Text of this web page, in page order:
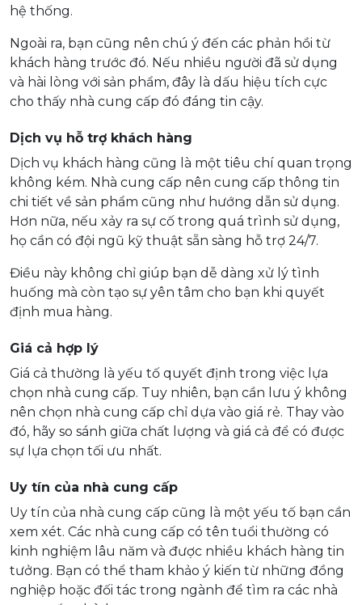
hệ thống.
Ngoài ra, bạn cũng nên chú ý đến các phản hồi từ
khách hàng trước đó. Nếu nhiều người đã sử dụng
và hài lòng với sản phẩm, đây là dấu hiệu tích cực
cho thấy nhà cung cấp đó đáng tin cậy.
Dịch vụ hỗ trợ khách hàng
Dịch vụ khách hàng cũng là một tiêu chí quan trọng
không kém. Nhà cung cấp nên cung cấp thông tin
chi tiết về sản phẩm cũng như hướng dẫn sử dụng.
Hơn nữa, nếu xảy ra sự cố trong quá trình sử dụng,
họ cần có đội ngũ kỹ thuật sẵn sàng hỗ trợ 24/7.
Điều này không chỉ giúp bạn dễ dàng xử lý tình
huống mà còn tạo sự yên tâm cho bạn khi quyết
định mua hàng.
Giá cả hợp lý
Giá cả thường là yếu tố quyết định trong việc lựa
chọn nhà cung cấp. Tuy nhiên, bạn cần lưu ý không
nên chọn nhà cung cấp chỉ dựa vào giá rẻ. Thay vào
đó, hãy so sánh giữa chất lượng và giá cả để có được
sự lựa chọn tối ưu nhất.
Uy tín của nhà cung cấp
Uy tín của nhà cung cấp cũng là một yếu tố bạn cần
xem xét. Các nhà cung cấp có tên tuổi thường có
kinh nghiệm lâu năm và được nhiều khách hàng tin
tưởng. Bạn có thể tham khảo ý kiến từ những đồng
nghiệp hoặc đối tác trong ngành để tìm ra các nhà